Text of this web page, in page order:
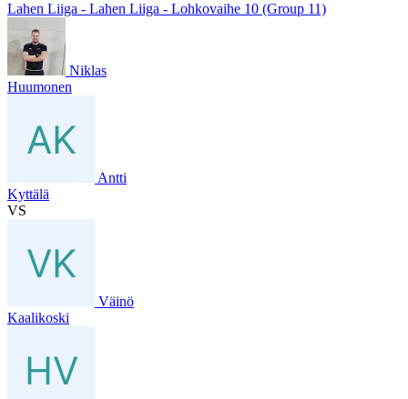
Lahen Liiga - Lahen Liiga - Lohkovaihe 10 (Group 11)
Niklas
Huumonen
Antti
Kyttälä
VS
Väinö
Kaalikoski